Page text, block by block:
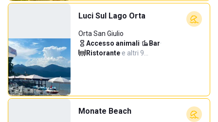
Luci Sul Lago Orta
Orta San Giulio
Accesso animali· Bar·
Ristorante·e altri 9…
Monate Beach